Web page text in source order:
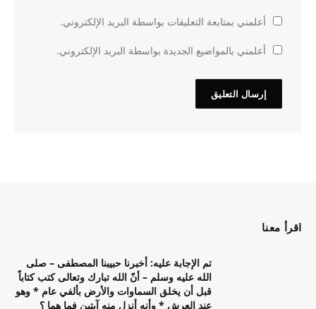
أعلمني بمتابعة التعليقات بواسطة البريد الإلكتروني.
أعلمني بالمواضيع الجديدة بواسطة البريد الإلكتروني.
اقرأ معنا
تم الإجابة عليه: أخبرنا حبيبنا المصطفى – صلى
الله عليه وسلم – أنّ الله تبارك وتعالى كتب كتاباً
قبل أن يخلق السماوات والأرض بألفي عام * وهو
عند العرش * وأنه أنزل منه آيتين فما هما ؟